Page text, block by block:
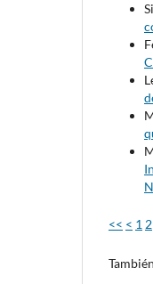
<< < 1 2